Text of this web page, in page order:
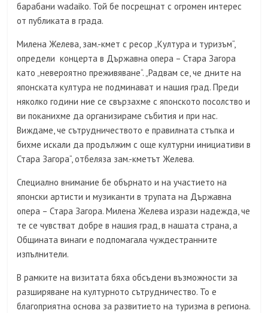
барабани wadaiko. Той бе посрещнат с огромен интерес
от публиката в града.
Милена Желева, зам.-кмет с ресор „Култура и туризъм“,
определи концерта в Държавна опера – Стара Загора
като „невероятно преживяване“. „Радвам се, че дните на
японската култура не подминават и нашия град. Преди
няколко години ние се свързахме с японското посолство и
ви поканихме да организираме събития и при нас.
Виждаме, че сътрудничеството е правилната стъпка и
бихме искали да продължим с още културни инициативи в
Стара Загора“, отбеляза зам.-кметът Желева.
Специално внимание бе обърнато и на участието на
японски артисти и музиканти в трупата на Държавна
опера – Стара Загора. Милена Желева изрази надежда, че
те се чувстват добре в нашия град, в нашата страна, а
Общината винаги е подпомагала чуждестранните
изпълнители.
В рамките на визитата бяха обсъдени възможности за
разширяване на културното сътрудничество. То е
благоприятна основа за развитието на туризма в региона.